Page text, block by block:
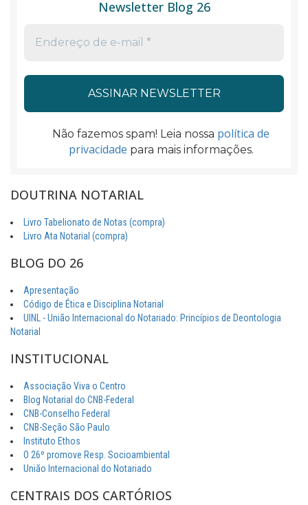
Newsletter Blog 26
Não fazemos spam! Leia nossa política de
privacidade para mais informações.
DOUTRINA NOTARIAL
Livro Tabelionato de Notas (compra)
Livro Ata Notarial (compra)
BLOG DO 26
Apresentação
Código de Ética e Disciplina Notarial
UINL - União Internacional do Notariado: Princípios de Deontologia
Notarial
INSTITUCIONAL
Associação Viva o Centro
Blog Notarial do CNB-Federal
CNB-Conselho Federal
CNB-Seção São Paulo
Instituto Ethos
O 26º promove Resp. Socioambiental
União Internacional do Notariado
CENTRAIS DOS CARTÓRIOS